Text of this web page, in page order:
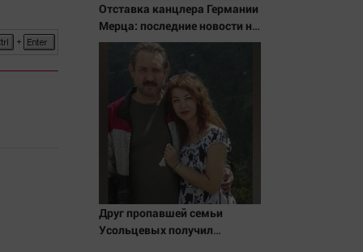
Отставка канцлера Германии
Мерца: последние новости на
7 августа 2026 и прогнозы
Друг пропавшей семьи
Усольцевых получил